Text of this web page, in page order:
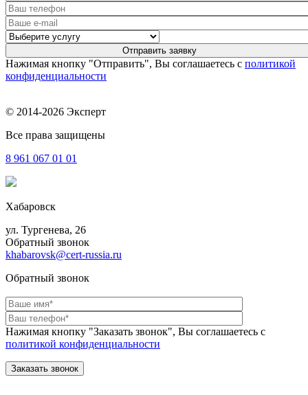
Нажимая кнопку "Отправить", Вы соглашаетесь с политикой
конфиденциальности
© 2014-2026 Эксперт
Все права защищены
8 961 067 01 01
Хабаровск
ул. Тургенева, 26
Обратный звонок
khabarovsk@cert-russia.ru
Обратный звонок
Нажимая кнопку "Заказать звонок", Вы соглашаетесь с
политикой конфиденциальности